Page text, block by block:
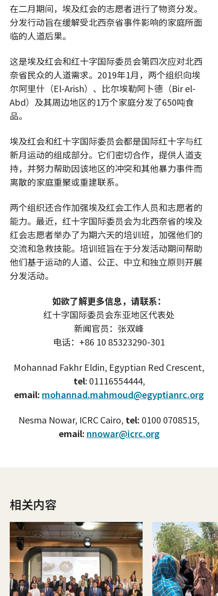
在二月期间，埃及红会的志愿者进行了物资分发。
分发行动旨在缓解受北西奈省事件影响的家庭所面
临的人道后果。
这是埃及红会和红十字国际委员会第四次应对北西
奈省民众的人道需求。2019年1月，两个组织向埃
尔阿里什（El-Arish）、比尔埃勒阿卜德（Bir el-
Abd）及其周边地区的1万个家庭分发了650吨食
品。
埃及红会和红十字国际委员会都是国际红十字与红
新月运动的组成部分。它们密切合作，提供人道支
持，并努力帮助因该地区的冲突和其他暴力事件而
离散的家庭重聚或重建联系。
两个组织还合作加强埃及红会工作人员和志愿者的
能力。最近，红十字国际委员会为北西奈省的埃及
红会志愿者举办了为期六天的培训班，加强他们的
交流和急救技能。培训班旨在于分发活动期间帮助
他们基于运动的人道、公正、中立和独立原则开展
分发活动。
如欲了解更多信息，请联系：
红十字国际委员会东亚地区代表处
新闻官员：张双峰
电话：+86 10 85323290-301
Mohannad Fakhr Eldin, Egyptian Red Crescent,
tel: 01116554444,
email: mohannad.mahmoud@egyptianrc.org
Nesma Nowar, ICRC Cairo, tel: 0100 0708515,
email: nnowar@icrc.org
相关内容